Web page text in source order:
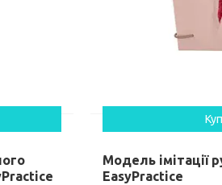
Модель імітації
EasyPractice